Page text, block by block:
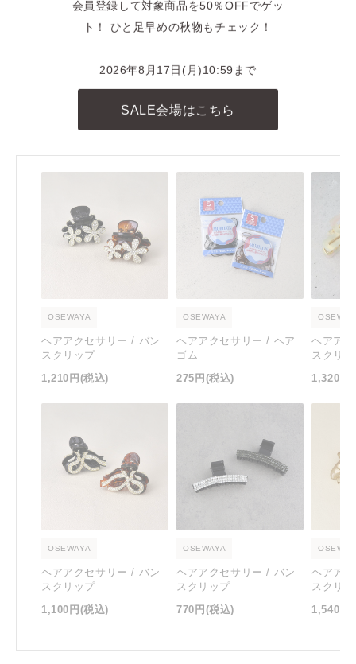
商品に関連したINSTAGRAM投稿
リール動画
RECOMMENDED
OSEWAYA
ヘアアクセサリー / バン
スクリップ
1,210円 (税込)
OSEWAYA
ヘアアクセサリー / ヘア
ゴム
275円 (税込)
ヘアア
スクリ
1,320円
OSEWAYA
ヘアアクセサリー / バン
スクリップ
1,100円 (税込)
OSEWAYA
ヘアアクセサリー / バン
スクリップ
770円 (税込)
ヘアア
スクリ
1,540円
会員登録して対象商品を50％OFFでゲッ
ト！ ひと足早めの秋物もチェック！
2026年8月17日(月)10:59まで
SALE会場はこちら